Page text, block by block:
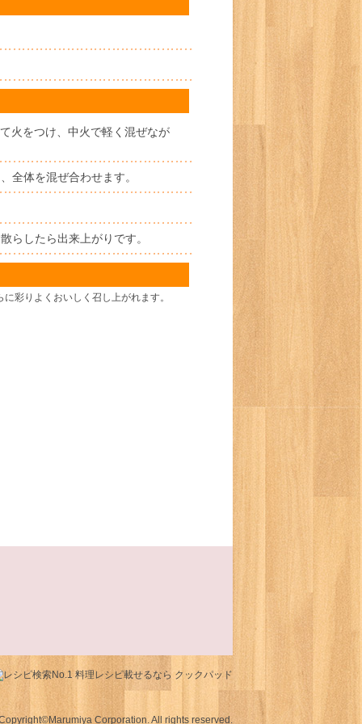
火をつけ、中火で軽く混ぜなが
全体を混ぜ合わせます。
らしたら出来上がりです。
彩りよくおいしく召し上がれます。
Corporation. All rights reserved.